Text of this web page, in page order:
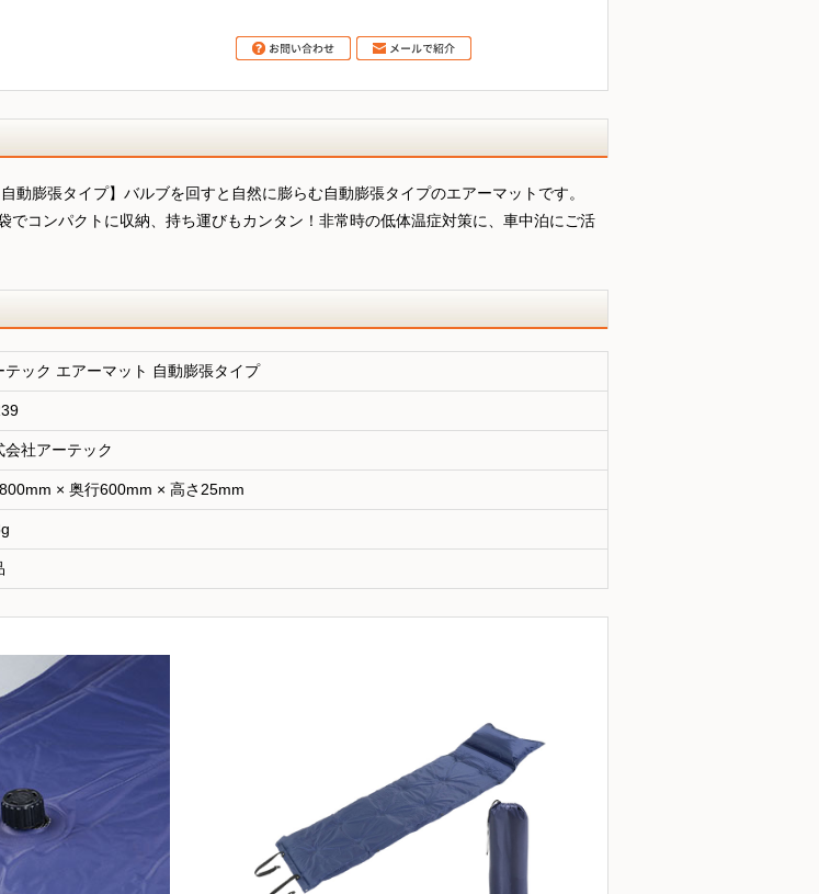
動膨張タイプ】バルブを回すと自然に膨らむ自動膨張タイプのエアーマットです。
でコンパクトに収納、持ち運びもカンタン！非常時の低体温症対策に、車中泊にご活
テック エアーマット 自動膨張タイプ
会社アーテック
× 奥行600mm × 高さ25mm